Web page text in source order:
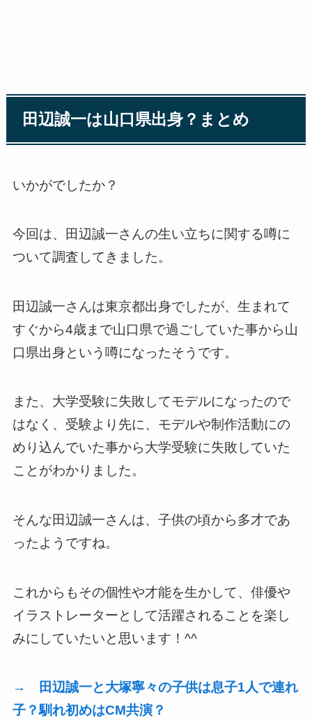
田辺誠一は山口県出身？まとめ
いかがでしたか？
今回は、田辺誠一さんの生い立ちに関する噂に
ついて調査してきました。
田辺誠一さんは東京都出身でしたが、生まれて
すぐから4歳まで山口県で過ごしていた事から山
口県出身という噂になったそうです。
また、大学受験に失敗してモデルになったので
はなく、受験より先に、モデルや制作活動にの
めり込んでいた事から大学受験に失敗していた
ことがわかりました。
そんな田辺誠一さんは、子供の頃から多才であ
ったようですね。
これからもその個性や才能を生かして、俳優や
イラストレーターとして活躍されることを楽し
みにしていたいと思います！^^
→ 田辺誠一と大塚寧々の子供は息子1人で連れ
子？馴れ初めはCM共演？